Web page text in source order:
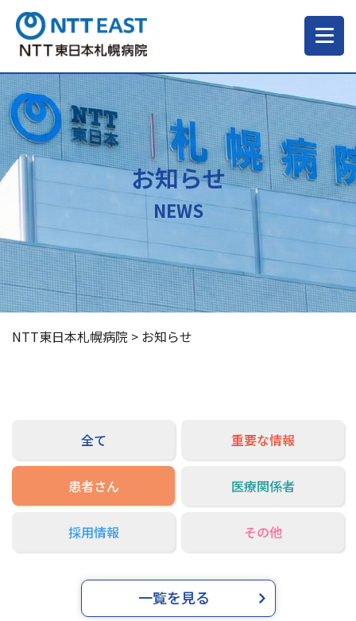
当院について
ご来院される方へ
診療科・部門
医療・介護関係の方
採用情報
お知らせ
NEWS
NTT東日本札幌病院 > お知らせ
全て 重要な情報
患者さん 医療関係者
採用情報 その他
一覧を見る